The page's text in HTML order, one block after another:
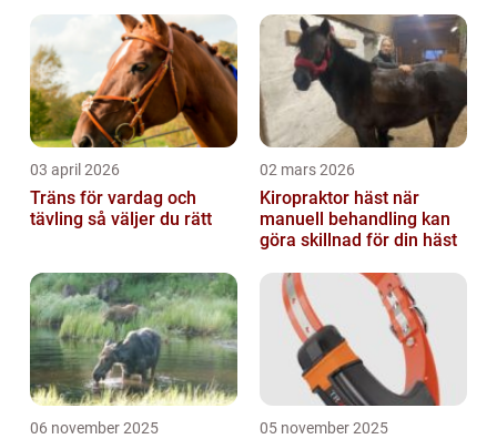
som inte flyger” är en b...
03 april 2026
Träns för vardag och
tävling så väljer du rätt
02 mars 2026
Kiropraktor häst när
manuell behandling kan
göra skillnad för din häst
06 november 2025 05 november 2025